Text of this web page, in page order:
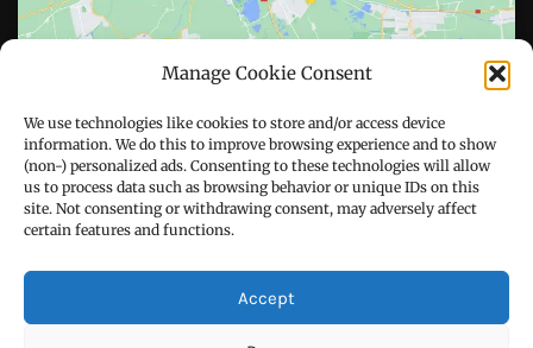
Manage Cookie Consent
We use technologies like cookies to store and/or access device
information. We do this to improve browsing experience and to show
(non-) personalized ads. Consenting to these technologies will allow
us to process data such as browsing behavior or unique IDs on this
site. Not consenting or withdrawing consent, may adversely affect
certain features and functions.
Accept